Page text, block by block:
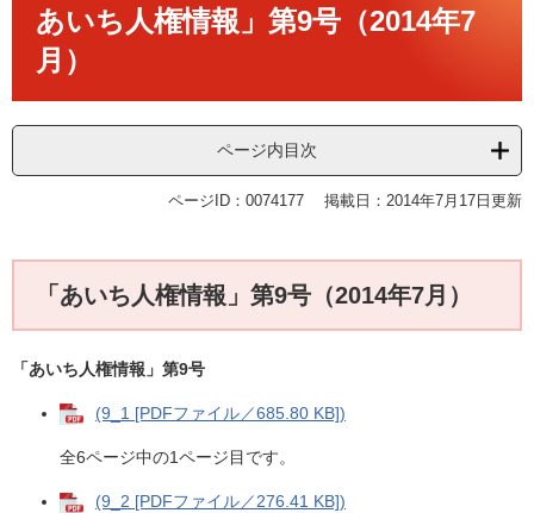
あいち人権情報」第9号（2014年7
月）
ページ内目次
ページID：0074177 掲載日：2014年7月17日更新
「あいち人権情報」第9号（2014年7月）
「あいち人権情報」第9号
(9_1 [PDFファイル／685.80 KB])
全6ページ中の1ページ目です。
(9_2 [PDFファイル／276.41 KB])